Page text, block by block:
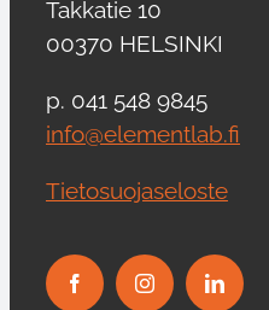
Takkatie 10
00370 HELSINKI
p. 041 548 9845
info@elementlab.fi
Tietosuojaseloste